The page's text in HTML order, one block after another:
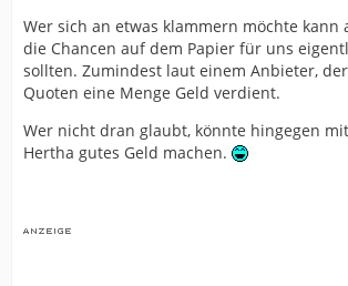
Wer sich an etwas klammern möchte kann
die Chancen auf dem Papier für uns
sollten. Zumindest laut einem Anbieter,
Quoten eine Menge Geld verdient.
Wer nicht dran glaubt, könnte hingegen
Hertha gutes Geld machen.